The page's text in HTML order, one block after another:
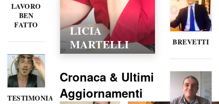
LAVORO
BEN
FATTO
TESTIMONIANZE
LICIA
MARTELLI
Cronaca & Ultimi
Aggiornamenti
BREVETTI